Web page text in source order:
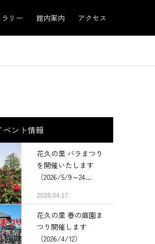
リー 館内案内 アクセス
ベント情報
花久の里 バラまつり
を開催いたします
（2026/5/9～24...
2026.04.17
花久の里 春の庭園ま
つり開催します
（2026/4/12）